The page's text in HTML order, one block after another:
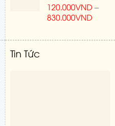
120.000VND–
830.000VND
Tin Tức